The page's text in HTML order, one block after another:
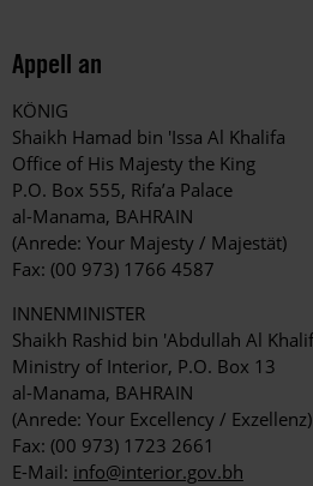
Appell an
KÖNIG
Shaikh Hamad bin 'Issa Al Khalifa
Office of His Majesty the King
P.O. Box 555, Rifa’a Palace
al-Manama, BAHRAIN
(Anrede: Your Majesty / Majestät)
Fax: (00 973) 1766 4587
INNENMINISTER
Shaikh Rashid bin 'Abdullah Al
Ministry of Interior, P.O. Box 13
al-Manama, BAHRAIN
(Anrede: Your Excellency / Exzellenz)
Fax: (00 973) 1723 2661
E-Mail: info@interior.gov.bh